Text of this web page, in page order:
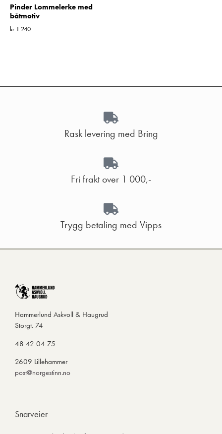
Pinder Lommelerke med
båtmotiv
kr 1 240
Rask levering med Bring
Fri frakt over 1 000,-
Trygg betaling med Vipps
Hammerlund Askvoll & Haugrud
Storgt. 74
48 42 04 75
2609 Lillehammer
post@norgestinn.no
Snarveier